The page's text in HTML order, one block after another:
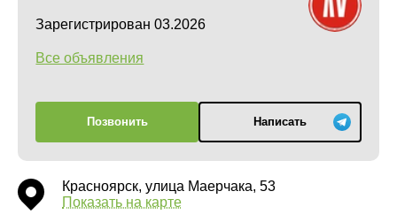
Зарегистрирован 03.2026
Все объявления
Позвонить Написать
Красноярск, улица Маерчака, 53
Показать на карте